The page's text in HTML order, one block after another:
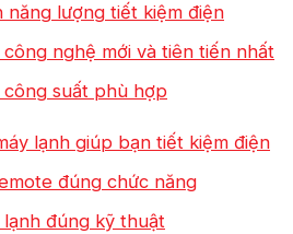
năng lượng tiết kiệm điện
nghệ mới và tiên tiến nhất
công suất phù hợp
lạnh giúp bạn tiết kiệm điện
đúng chức năng
lạnh đúng kỹ thuật